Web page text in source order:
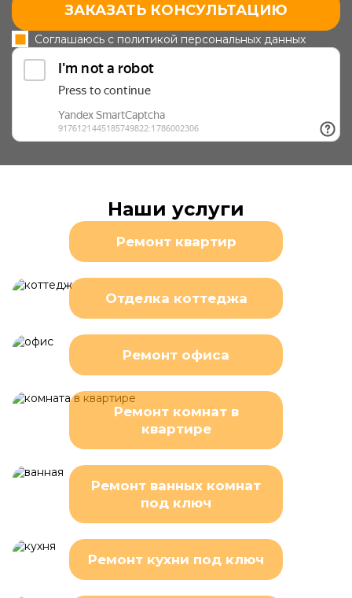
ЗАКАЗАТЬ КОНСУЛЬТАЦИЮ
Соглашаюсь с политикой персональных данных
Наши услуги
Ремонт квартир
Отделка коттеджа
Ремонт офиса
Ремонт комнат в
квартире
Ремонт ванных комнат
под ключ
Ремонт кухни под ключ